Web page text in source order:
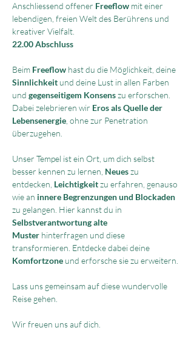
Anschliessend offener Freeflow mit einer
lebendigen, freien Welt des Berührens und
kreativer Vielfalt.
22.00 Abschluss
Beim Freeflow hast du die Möglichkeit, deine
Sinnlichkeit und deine Lust in allen Farben
und gegenseitigem Konsens zu erforschen.
Dabei zelebrieren wir Eros als Quelle der
Lebensenergie , ohne zur Penetration
überzugehen.
Unser Tempel ist ein Ort, um dich selbst
besser kennen zu lernen, Neues zu
entdecken, Leichtigkeit zu erfahren, genauso
wie an innere Begrenzungen und Blockaden
zu gelangen. Hier kannst du in
Selbstverantwortung alte
Muster hinterfragen und diese
transformieren. Entdecke dabei deine
Komfortzone und erforsche sie zu erweitern.
Lass uns gemeinsam auf diese wundervolle
Reise gehen.
Wir freuen uns auf dich.